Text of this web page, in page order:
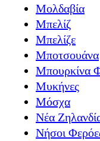
Μολδαβία
Μπελίζ
Μπελίζε
Μποτσουάνα
Μπουρκίνα
Μυκήνες
Μόσχα
Νέα
Νήσοι